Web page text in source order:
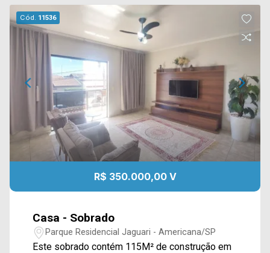
Cód. 11536
R$ 350.000,00 V
Casa - Sobrado
Parque Residencial Jaguari - Americana/SP
Este sobrado contém 115M² de construção em